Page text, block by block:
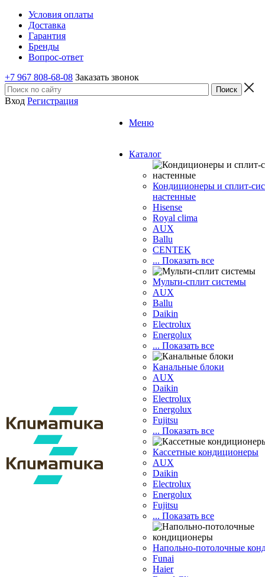
Условия оплаты
Доставка
Гарантия
Бренды
Вопрос-ответ
+7 967 808-68-08 Заказать звонок
Вход Регистрация
Меню
Каталог
Кондиционеры и сплит-
настенные
Hisense
Royal clima
AUX
Ballu
CENTEK
... Показать все
Мульти-сплит системы
AUX
Ballu
Daikin
Electrolux
Energolux
... Показать все
Канальные блоки
AUX
Dаikin
Electrolux
Energolux
Fujitsu
... Показать все
Кассетные кондиционеры
AUX
Daikin
Electrolux
Energolux
Fujitsu
... Показать все
Напольно-потолочные
Funai
Haier